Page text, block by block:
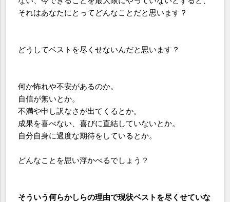
それはあなたにとってどんなことだと思います？
どうしてベストを尽くせないんだと思います？
何か怖れや不安があるのか。
自信が無いとか。
不満や申し訳なさが出てくるとか。
成果を喜べない、喜びに直結していないとか。
自分自身に過度な期待をしているとか。
どんなことを思い浮かべるでしょう？
そういう何らかしらの理由で現状ベストを尽くせていな